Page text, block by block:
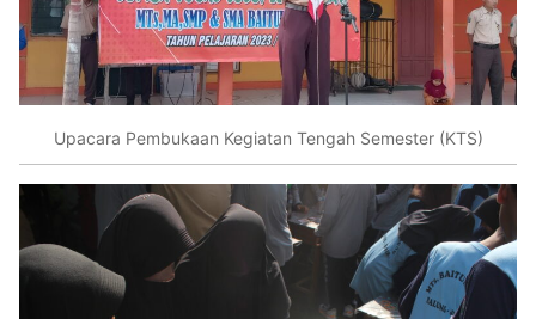
Upacara Pembukaan Kegiatan Tengah Semester (KTS)